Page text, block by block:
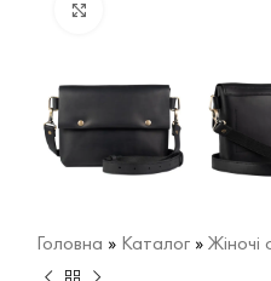
Головна » Каталог »Жіночі